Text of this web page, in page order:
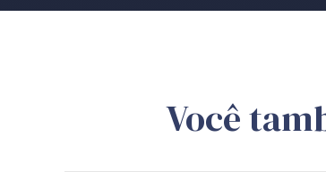
Você